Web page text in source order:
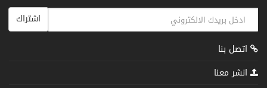
اشتراك
اتصل بنا
انشر معنا